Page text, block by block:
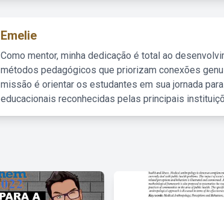
Emelie
Como mentor, minha dedicação é total ao
métodos pedagógicos que priorizam conexões
missão é orientar os estudantes em sua jornada
educacionais reconhecidas pelas principais